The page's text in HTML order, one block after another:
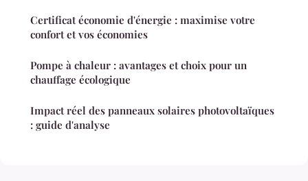
Certificat économie d'énergie : maximise votre
confort et vos économies
Pompe à chaleur : avantages et choix pour un
chauffage écologique
Impact réel des panneaux solaires photovoltaïques
: guide d'analyse